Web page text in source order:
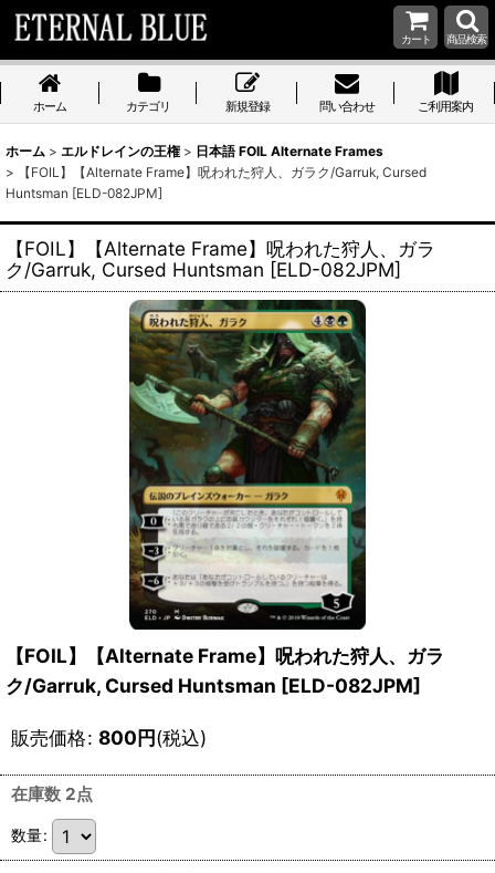
カート 商品検索
ホーム カテゴリ 新規登録 問い合わせ ご利用案内
ホーム > エルドレインの王権 > 日本語 FOIL Alternate Frames
>
【FOIL】【Alternate Frame】呪われた狩人、ガラク/Garruk, Cursed
Huntsman [ELD-082JPM]
【FOIL】【Alternate Frame】呪われた狩人、ガラ
ク/Garruk, Cursed Huntsman [ELD-082JPM]
【FOIL】【Alternate Frame】呪われた狩人、ガラ
ク/Garruk, Cursed Huntsman [ELD-082JPM]
販売価格: 800円(税込)
在庫数 2点
数量: